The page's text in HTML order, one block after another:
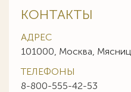
КОНТАКТЫ
АДРЕС
101000, Москва,
ТЕЛЕФОНЫ
8-800-555-42-53